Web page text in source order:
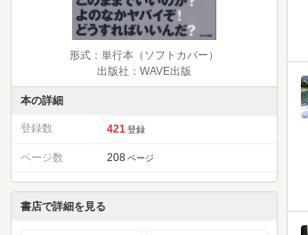
形式：単行本（ソフトカバー）
出版社：WAVE出版
本の詳細
登録数 421 登録
ページ数 208 ページ
書店で詳細を見る